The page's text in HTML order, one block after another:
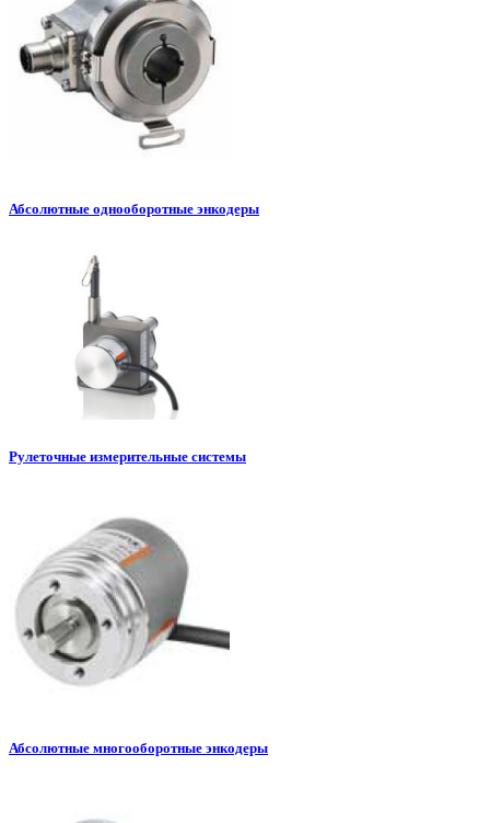
Абсолютные однооборотные энкодеры
Рулеточные измерительные системы
Абсолютные многооборотные энкодеры